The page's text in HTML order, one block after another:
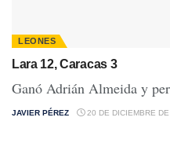
LEONES
Lara 12, Caracas 3
Ganó Adrián Almeida y
JAVIER PÉREZ 20 DE DICIEMBRE